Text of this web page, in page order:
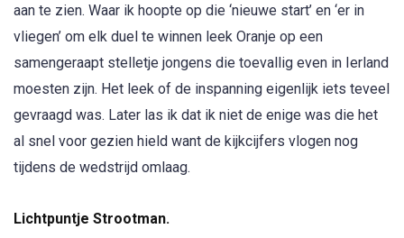
aan te zien. Waar ik hoopte op die ‘nieuwe start’ en ‘er in
vliegen’ om elk duel te winnen leek Oranje op een
samengeraapt stelletje jongens die toevallig even in Ierland
moesten zijn. Het leek of de inspanning eigenlijk iets teveel
gevraagd was. Later las ik dat ik niet de enige was die het
al snel voor gezien hield want de kijkcijfers vlogen nog
tijdens de wedstrijd omlaag.
Lichtpuntje Strootman.